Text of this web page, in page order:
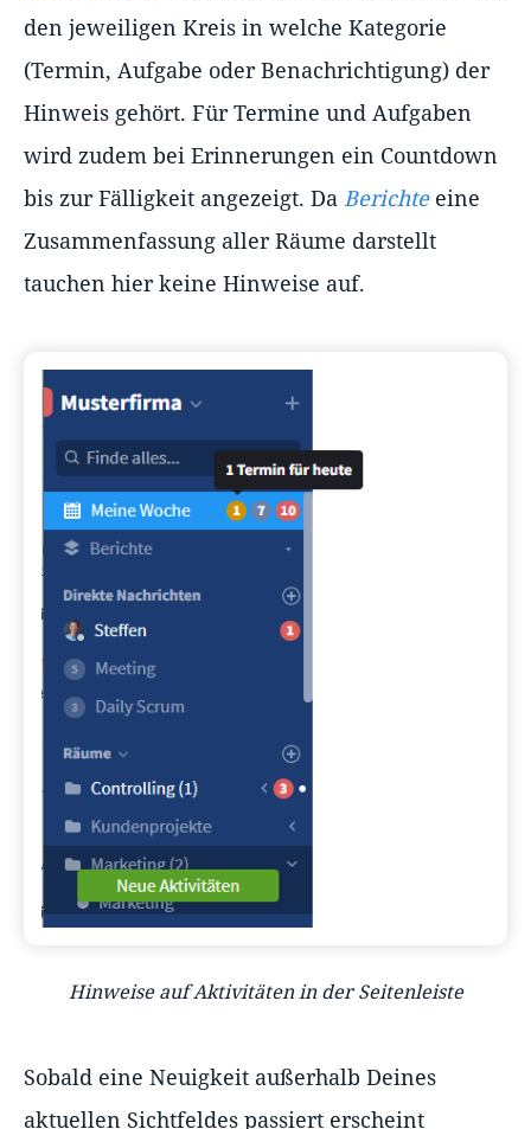
den jeweiligen Kreis in welche Kategorie
(Termin, Aufgabe oder Benachrichtigung) der
Hinweis gehört. Für Termine und Aufgaben
wird zudem bei Erinnerungen ein Countdown
bis zur Fälligkeit angezeigt. Da Berichteeine
Zusammenfassung aller Räume darstellt
tauchen hier keine Hinweise auf.
Hinweise auf Aktivitäten in der Seitenleiste
Sobald eine Neuigkeit außerhalb Deines
aktuellen Sichtfeldes passiert erscheint